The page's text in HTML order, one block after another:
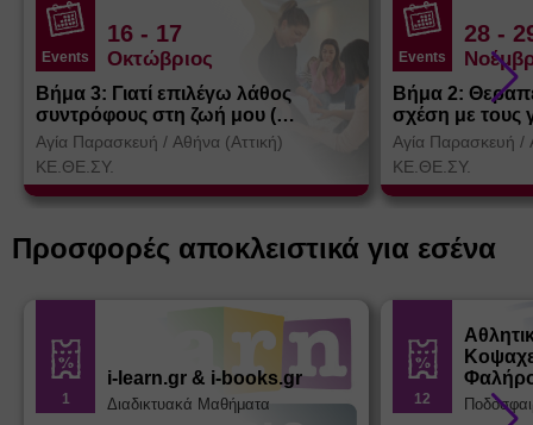
Events
16 - 17
Οκτώβριος
Βήμα 3: Γιατί επιλέγω λάθος
συντρόφους στη ζωή μου (
Θεσσαλονίκη)
Αγία Παρασκευή / Αθήνα (Αττική)
ΚΕ.ΘΕ.ΣΥ.
Events
28 -
Βήμα 2:
σχέση με τους
Αγία Παρασκευή /
ΚΕ.ΘΕ.ΣΥ.
Προσφορές αποκλειστικά για εσένα
1
i-learn.gr & i-books.gr
Διαδικτυακά Μαθήματα 12